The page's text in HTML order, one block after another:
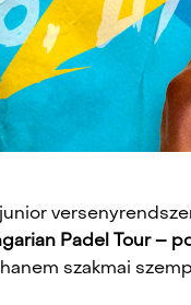
Padel Tour –
szakmai